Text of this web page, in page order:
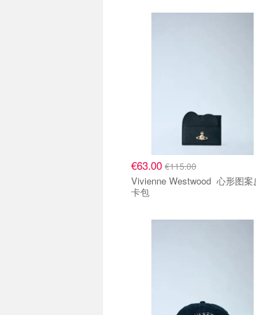
€63.00 €115.00
Vivienne Westwood 心形图案皮革
卡包